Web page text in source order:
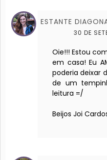
ESTANTE
30 DE
Oie!!! Estou
em casa! Eu
poderia deixar
de um
leitura =/
Beijos Joi